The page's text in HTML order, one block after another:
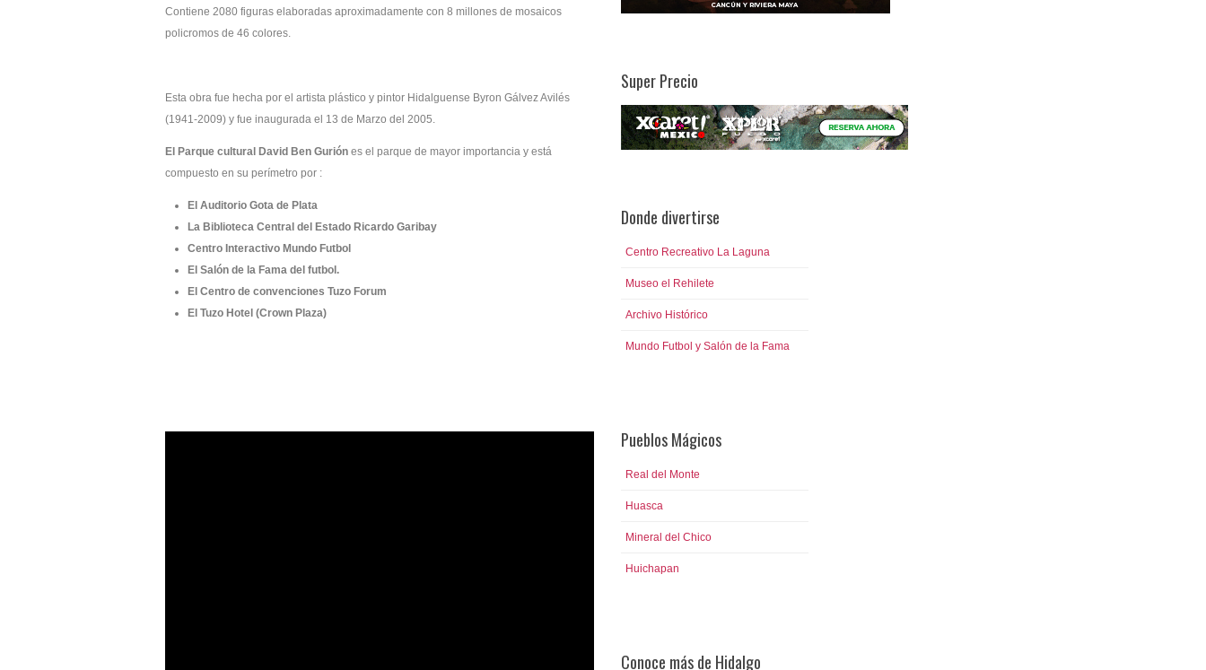
Contiene 2080 figuras elaboradas aproximadamente con 8 millones de mosaicos
policromos de 46 colores.
Esta obra fue hecha por el artista plástico y pintor Hidalguense Byron Gálvez Avilés
(1941-2009) y fue inaugurada el 13 de Marzo del 2005.
El Parque cultural David Ben Gurión es el parque de mayor importancia y está
compuesto en su perímetro por :
El Auditorio Gota de Plata
La Biblioteca Central del Estado Ricardo Garibay
Centro Interactivo Mundo Futbol
El Salón de la Fama del futbol.
El Centro de convenciones Tuzo Forum
El Tuzo Hotel (Crown Plaza)
Super Precio
Donde divertirse
Centro Recreativo La Laguna
Museo el Rehilete
Archivo Histórico
Mundo Futbol y Salón de la Fama
Pueblos Mágicos
Real del Monte
Huasca
Mineral del Chico
Huichapan
Conoce más de Hidalgo